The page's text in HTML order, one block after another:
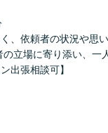
、依頼者の状況や思
立場に寄り添い、一
出張相談可】